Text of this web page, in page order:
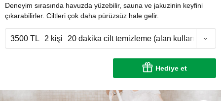
Deneyim sırasında havuzda yüzebilir, sauna ve jakuzinin keyfini
çıkarabilirler. Ciltleri çok daha pürüzsüz hale gelir.
3500 TL 2 kişi 20 dakika cilt temizleme (alan kullanımı 2,5
Hediye et